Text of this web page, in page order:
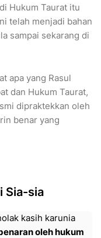
Hukum Taurat itu
telah menjadi bahan
sampai sekarang di
apa yang Rasul
dan Hukum Taurat,
dipraktekkan oleh
benar yang
Sia-sia
kasih karunia
oleh hukum